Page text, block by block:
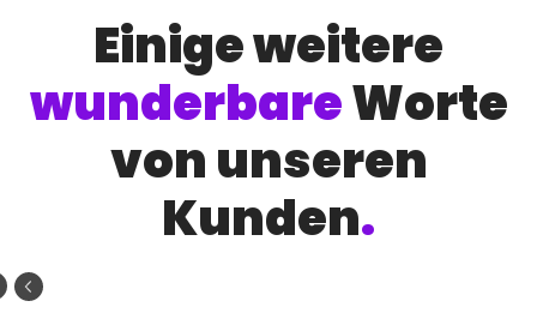
Einige weitere
wunderbareWorte
von unseren
Kunden.